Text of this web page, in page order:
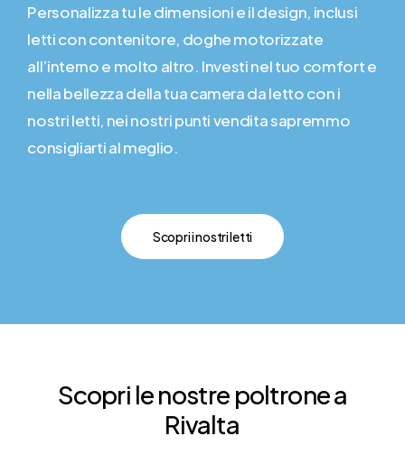
Personalizza tu le dimensioni e il design, inclusi
letti con contenitore, doghe motorizzate
all’interno e molto altro. Investi nel tuo comfort e
nella bellezza della tua camera da letto con i
nostri letti, nei nostri punti vendita sapremmo
consigliarti al meglio.
Scopri i nostri letti
Scopri lenostre poltronea
Rivalta